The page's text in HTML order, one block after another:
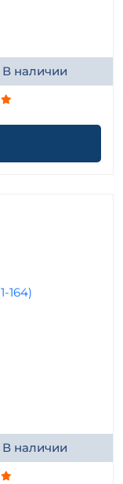
В наличии
В наличии